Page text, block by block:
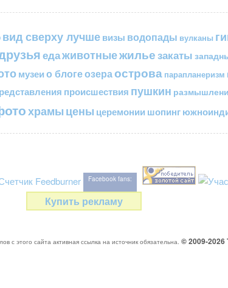
вид сверху лучше визы водопады вулканы
едаживотныежильезакаты
музеи о блогеозераострова парапланеризм
происшествия пушкин
храмы цены церемонии шопинг
Facebook fans:
Купить рекламу
с этого сайта активная ссылка на источник обязательна. © 2009-2026